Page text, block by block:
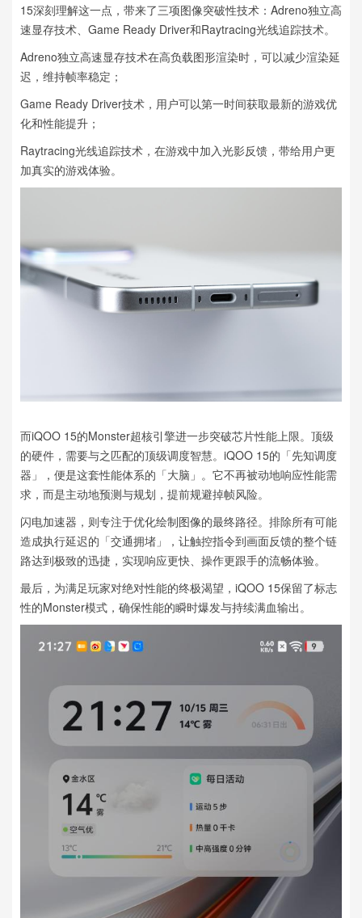
15深刻理解这一点，带来了三项图像突破性技术：Adreno独立高
速显存技术、Game Ready Driver和Raytracing光线追踪技术。
Adreno独立高速显存技术在高负载图形渲染时，可以减少渲染延
迟，维持帧率稳定；
Game Ready Driver技术，用户可以第一时间获取最新的游戏优
化和性能提升；
Raytracing光线追踪技术，在游戏中加入光影反馈，带给用户更
加真实的游戏体验。
而iQOO 15的Monster超核引擎进一步突破芯片性能上限。顶级
的硬件，需要与之匹配的顶级调度智慧。iQOO 15的「先知调度
器」，便是这套性能体系的「大脑」。它不再被动地响应性能需
求，而是主动地预测与规划，提前规避掉帧风险。
闪电加速器，则专注于优化绘制图像的最终路径。排除所有可能
造成执行延迟的「交通拥堵」，让触控指令到画面反馈的整个链
路达到极致的迅捷，实现响应更快、操作更跟手的流畅体验。
最后，为满足玩家对绝对性能的终极渴望，iQOO 15保留了标志
性的Monster模式，确保性能的瞬时爆发与持续满血输出。